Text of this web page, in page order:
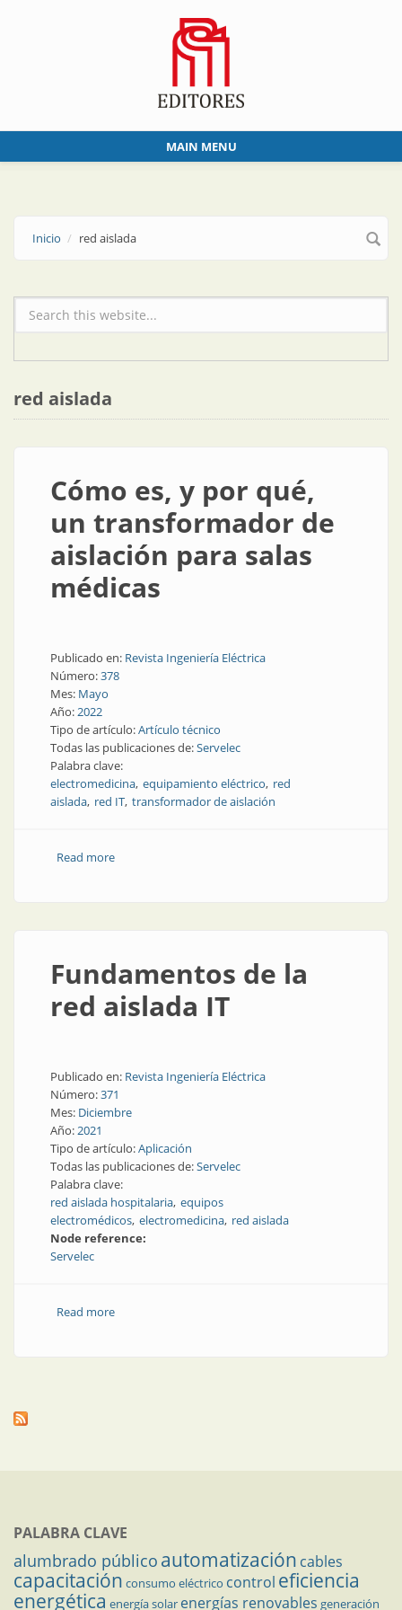
MAIN MENU
Inicio red aislada
Formulario de búsqueda
red aislada
Cómo es, y por qué,
un transformador de
aislación para salas
médicas
Publicado en: Revista Ingeniería Eléctrica
Número:378
Mes: Mayo
Año:2022
Tipo de artículo:Artículo técnico
Todas las publicaciones de:Servelec
Palabra clave:
electromedicina equipamiento eléctrico red
aislada red IT transformador de aislación
Read moreabout Cómo es, y por qué, un transformador de
Fundamentos de la
red aislada IT
Publicado en: Revista Ingeniería Eléctrica
Número:371
Mes: Diciembre
Año:2021
Tipo de artículo:Aplicación
Todas las publicaciones de:Servelec
Palabra clave:
red aislada hospitalaria equipos
electromédicos electromedicina red aislada
Node reference:
Servelec
Read moreabout Fundamentos de la red aislada IT
PALABRA CLAVE
alumbrado público automatización cables
capacitación consumo eléctrico control eficiencia
energética energía solar energías renovables generación